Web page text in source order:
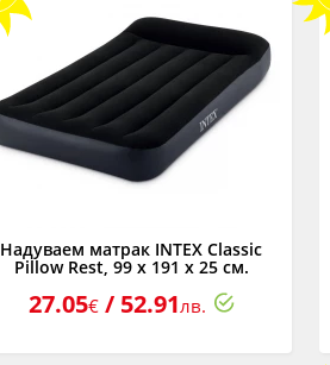
Надуваем матрак INTEX Classic
Pillow Rest, 99 х 191 х 25 см.
27.05€/ 52.91лв.